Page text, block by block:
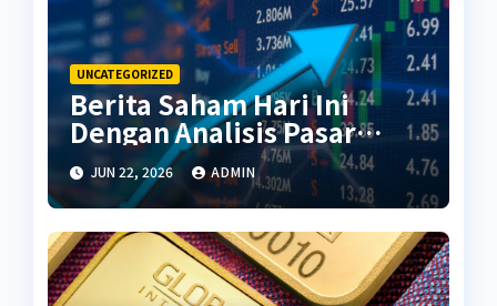
UNCATEGORIZED
Berita Saham Hari Ini
Dengan Analisis Pasar
Terbaru
JUN 22, 2026 ADMIN